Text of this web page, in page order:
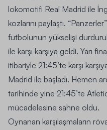
lokomotifi Real Madrid ile
kozlarını paylaştı.
futbolunun yükselişi
ile karşı karşıya geldi. Yarı
itibariyle 21:45’te karşı
Madrid ile başladı. Hemen
tarihinde yine 21:45’te
mücadelesine sahne oldu.
Oynanan karşılaşmaların